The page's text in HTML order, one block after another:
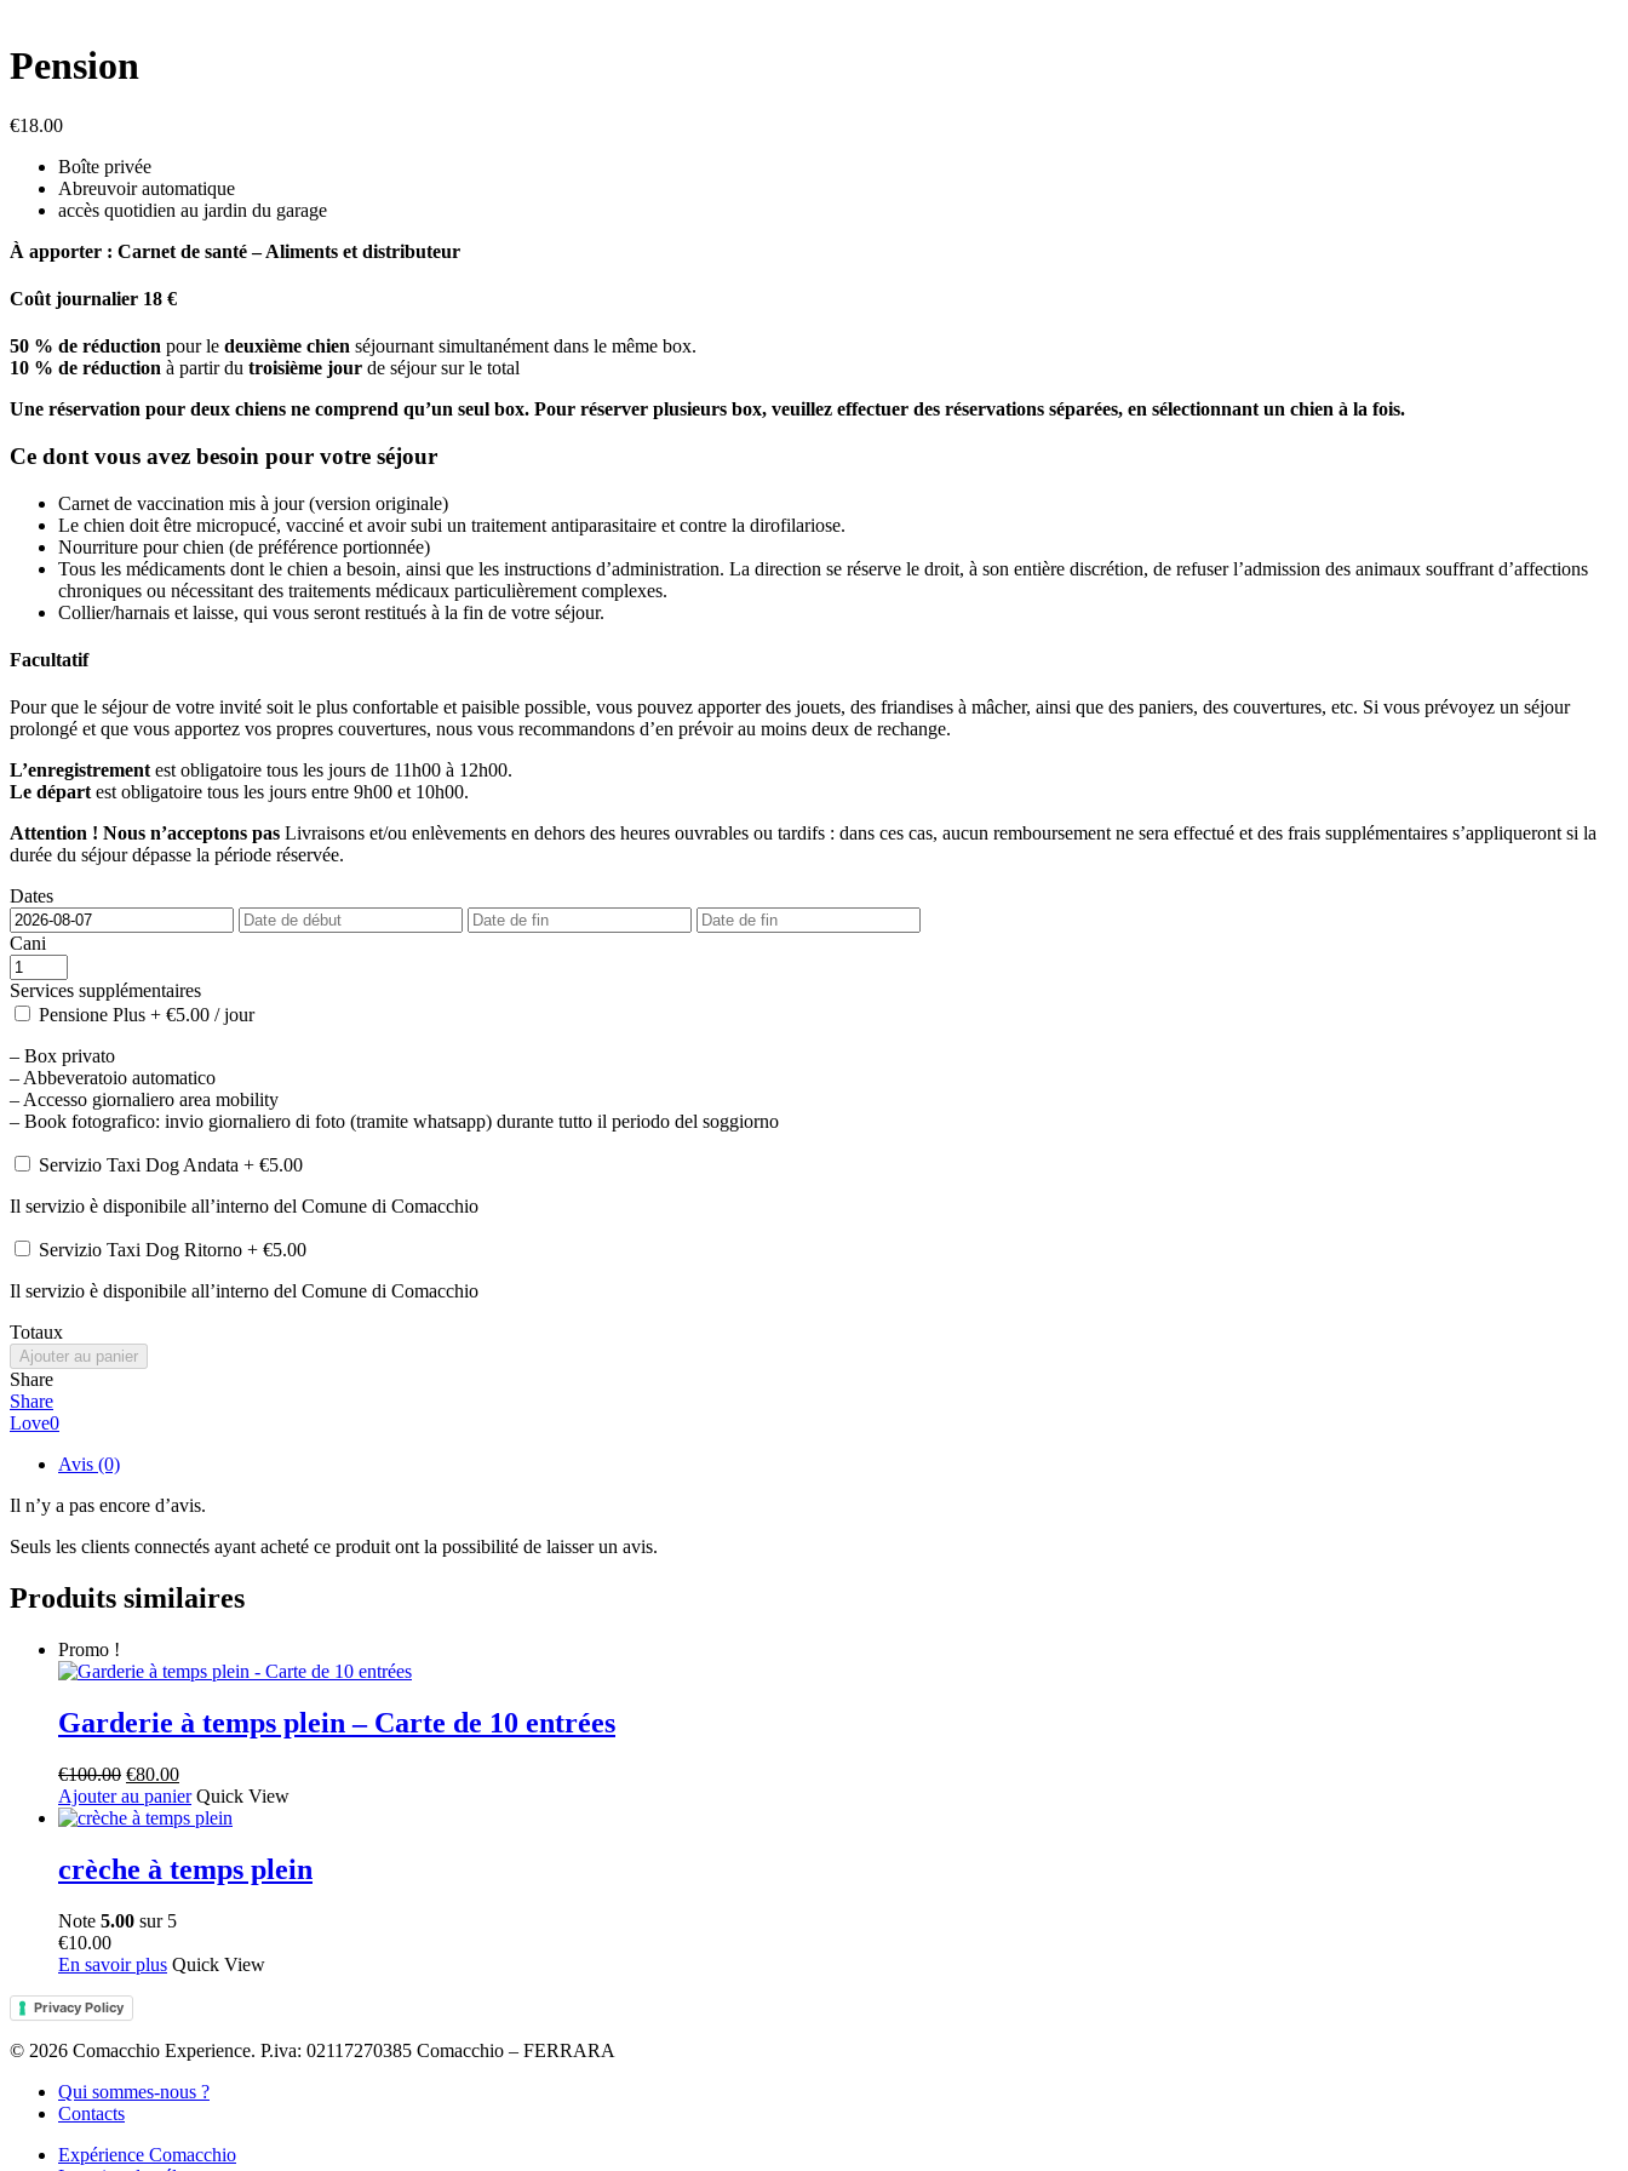
Pension
€18.00
Boîte privée
Abreuvoir automatique
accès quotidien au jardin du garage
À apporter : Carnet de santé – Aliments et distributeur
Coût journalier 18 €
50 % de réduction pour le deuxième chien séjournant simultanément dans le même box.
10 % de réduction à partir du troisième jour de séjour sur le total
Une réservation pour deux chiens ne comprend qu’un seul box. Pour réserver plusieurs box, veuillez effectuer des réservations séparées, en sélectionnant un chien à la fois.
Ce dont vous avez besoin pour votre séjour
Carnet de vaccination mis à jour (version originale)
Le chien doit être micropucé, vacciné et avoir subi un traitement antiparasitaire et contre la dirofilariose.
Nourriture pour chien (de préférence portionnée)
Tous les médicaments dont le chien a besoin, ainsi que les instructions d’administration. La direction se réserve le droit, à son entière discrétion, de refuser l’admission des animaux souffrant d’affections
chroniques ou nécessitant des traitements médicaux particulièrement complexes.
Collier/harnais et laisse, qui vous seront restitués à la fin de votre séjour.
Facultatif
Pour que le séjour de votre invité soit le plus confortable et paisible possible, vous pouvez apporter des jouets, des friandises à mâcher, ainsi que des paniers, des couvertures, etc. Si vous prévoyez un séjour
prolongé et que vous apportez vos propres couvertures, nous vous recommandons d’en prévoir au moins deux de rechange.
L’enregistrement est obligatoire tous les jours de 11h00 à 12h00.
Le départ est obligatoire tous les jours entre 9h00 et 10h00.
Attention ! Nous n’acceptons pas Livraisons et/ou enlèvements en dehors des heures ouvrables ou tardifs : dans ces cas, aucun remboursement ne sera effectué et des frais supplémentaires s’appliqueront si la
durée du séjour dépasse la période réservée.
Dates
Cani
Services supplémentaires
Pensione Plus + €5.00 / jour
– Box privato
– Abbeveratoio automatico
– Accesso giornaliero area mobility
– Book fotografico: invio giornaliero di foto (tramite whatsapp) durante tutto il periodo del soggiorno
Servizio Taxi Dog Andata + €5.00
Il servizio è disponibile all’interno del Comune di Comacchio
Servizio Taxi Dog Ritorno + €5.00
Il servizio è disponibile all’interno del Comune di Comacchio
Totaux
Ajouter au panier
Share
Share
Love0
Avis (0)
Il n’y a pas encore d’avis.
Seuls les clients connectés ayant acheté ce produit ont la possibilité de laisser un avis.
Produits similaires
Promo !
Garderie à temps plein – Carte de 10 entrées
€100.00 Le
prix
initial
€100.00.
€80.00Le
prix
actuel
Ajouter au panier Quick View
crèche à temps plein
Note 5.00 sur 5
€10.00
En savoir plus Quick View
Privacy Policy
© 2026 Comacchio Experience. P.iva: 02117270385 Comacchio – FERRARA
Close
Menu
Qui sommes-nous ?
Contacts
Expérience Comacchio